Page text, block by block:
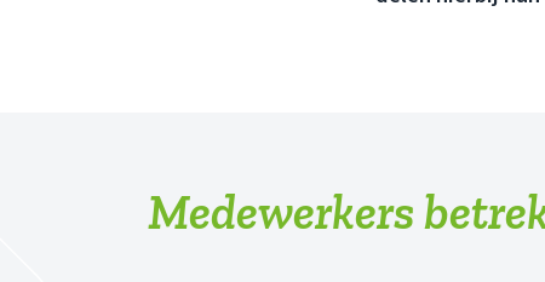
Medewerkers